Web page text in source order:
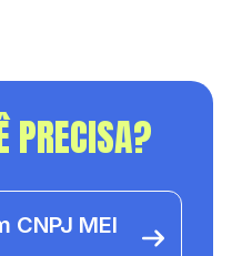
PRECISA?
CNPJ MEI